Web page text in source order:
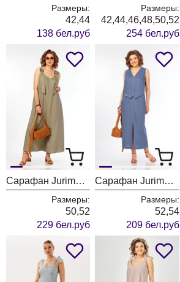
Размеры:
42,44
138 бел.руб
Размеры:
42,44,46,48,50,52
254 бел.руб
Сарафан Jurimex West 3520
Размеры:
50,52
229 бел.руб
Сарафан Jurimex West 3519
Размеры:
52,54
209 бел.руб